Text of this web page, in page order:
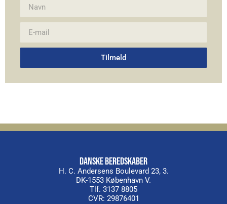
Tilmeld
DANSKE BEREDSKABER
H. C. Andersens Boulevard 23, 3.
DK-1553 København V.
Tlf. 3137 8805
CVR: 29876401